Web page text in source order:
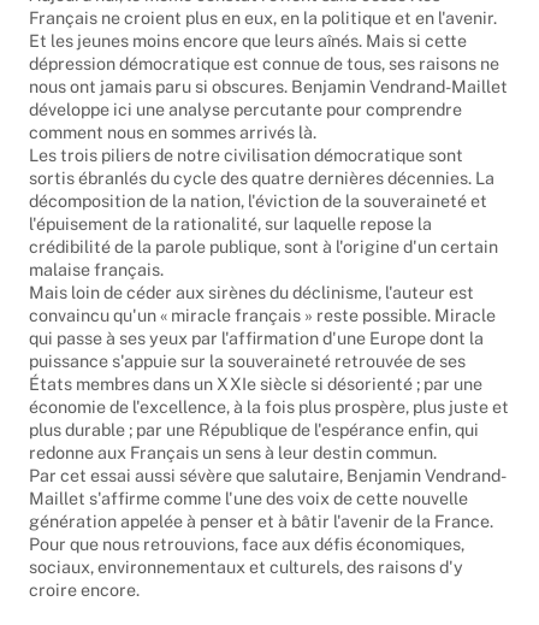
Aujourd'hui, le même constat revient sans cesse : les
Français ne croient plus en eux, en la politique et en l'avenir.
Et les jeunes moins encore que leurs aînés. Mais si cette
dépression démocratique est connue de tous, ses raisons ne
nous ont jamais paru si obscures. Benjamin Vendrand-Maillet
développe ici une analyse percutante pour comprendre
comment nous en sommes arrivés là.
Les trois piliers de notre civilisation démocratique sont
sortis ébranlés du cycle des quatre dernières décennies. La
décomposition de la nation, l'éviction de la souveraineté et
l'épuisement de la rationalité, sur laquelle repose la
crédibilité de la parole publique, sont à l'origine d'un certain
malaise français.
Mais loin de céder aux sirènes du déclinisme, l'auteur est
convaincu qu'un « miracle français » reste possible. Miracle
qui passe à ses yeux par l'affirmation d'une Europe dont la
puissance s'appuie sur la souveraineté retrouvée de ses
États membres dans un XXIe siècle si désorienté ; par une
économie de l'excellence, à la fois plus prospère, plus juste et
plus durable ; par une République de l'espérance enfin, qui
redonne aux Français un sens à leur destin commun.
Par cet essai aussi sévère que salutaire, Benjamin Vendrand-
Maillet s'affirme comme l'une des voix de cette nouvelle
génération appelée à penser et à bâtir l'avenir de la France.
Pour que nous retrouvions, face aux défis économiques,
sociaux, environnementaux et culturels, des raisons d'y